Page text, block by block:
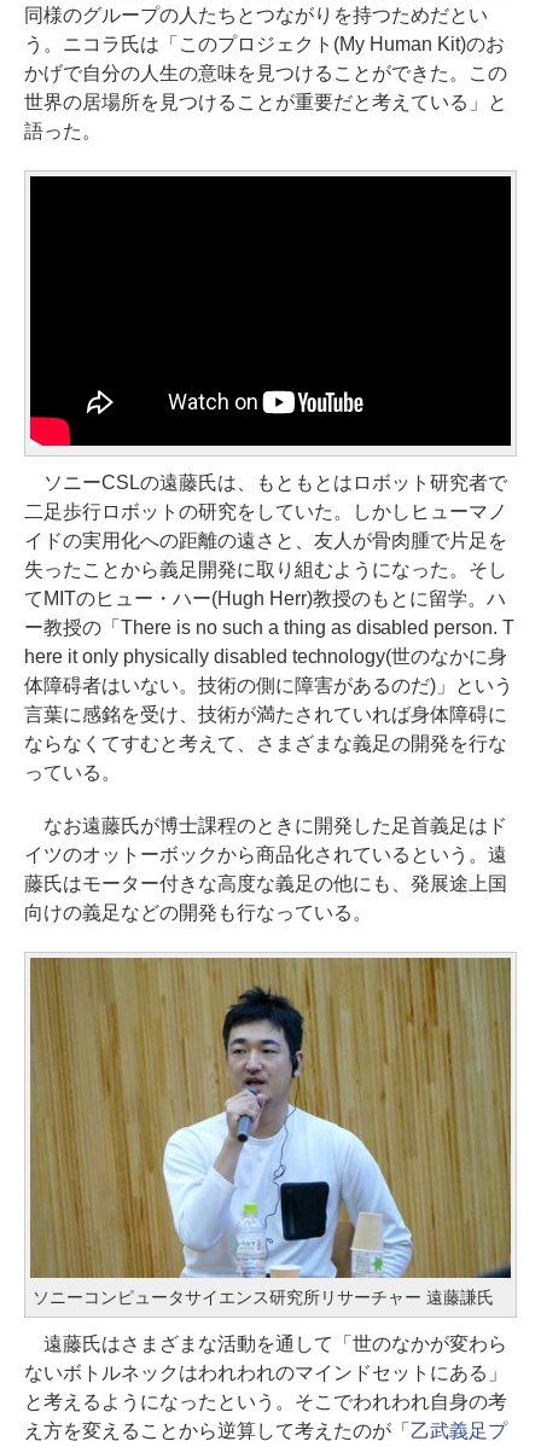
同様のグループの人たちとつながりを持つためだとい
う。ニコラ氏は「このプロジェクト(My Human Kit)のお
かげで自分の人生の意味を見つけることができた。この
世界の居場所を見つけることが重要だと考えている」と
語った。
ソニーCSLの遠藤氏は、もともとはロボット研究者で
二足歩行ロボットの研究をしていた。しかしヒューマノ
イドの実用化への距離の遠さと、友人が骨肉腫で片足を
失ったことから義足開発に取り組むようになった。そし
てMITのヒュー・ハー(Hugh Herr)教授のもとに留学。ハ
ー教授の「There is no such a thing as disabled person. T
here it only physically disabled technology(世のなかに身
体障碍者はいない。技術の側に障害があるのだ)」という
言葉に感銘を受け、技術が満たされていれば身体障碍に
ならなくてすむと考えて、さまざまな義足の開発を行な
っている。
なお遠藤氏が博士課程のときに開発した足首義足はド
イツのオットーボックから商品化されているという。遠
藤氏はモーター付きな高度な義足の他にも、発展途上国
向けの義足などの開発も行なっている。
ソニーコンピュータサイエンス研究所リサーチャー 遠藤謙氏
遠藤氏はさまざまな活動を通して「世のなかが変わら
ないボトルネックはわれわれのマインドセットにある」
と考えるようになったという。そこでわれわれ自身の考
え方を変えることから逆算して考えたのが「 乙武義足プ